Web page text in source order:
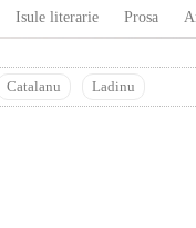
Isule literarie Prosa
Catalanu Ladinu